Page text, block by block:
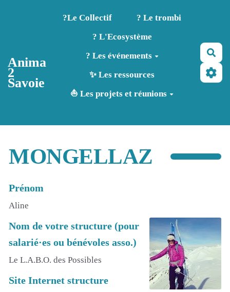
Aller au contenu principal
Anima
2
Savoie
?️Le Collectif
? Le trombi
? L'Ecosystème
? Les événements
✨ Les ressources
⛵ Les projets et réunions
MONGELLAZ
Prénom
Aline
Nom de votre structure (pour
salarié·es ou bénévoles asso.)
Le L.A.B.O. des Possibles
Site Internet structure